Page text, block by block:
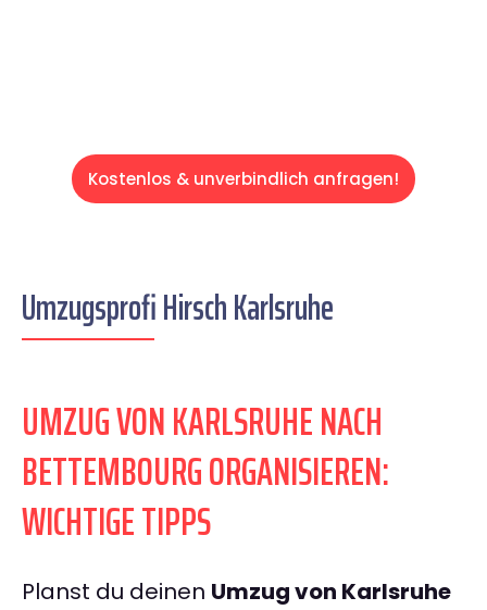
Kostenlos & unverbindlich anfragen!
Umzugsprofi Hirsch Karlsruhe
UMZUG VON KARLSRUHE NACH
BETTEMBOURG ORGANISIEREN:
WICHTIGE TIPPS
Planst du deinen Umzug von Karlsruhe